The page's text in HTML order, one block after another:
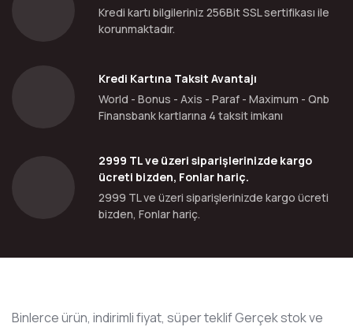
Kredi kartı bilgileriniz 256Bit SSL sertifikası ile
korunmaktadır.
Kredi Kartına Taksit Avantajı
World - Bonus - Axis - Paraf - Maximum - Qnb
Finansbank kartlarına 4 taksit imkanı
2999 TL ve üzeri siparişlerinizde kargo
ücreti bizden, Fonlar hariç.
2999 TL ve üzeri siparişlerinizde kargo ücreti
bizden, Fonlar hariç.
Binlerce ürün, indirimli fiyat, süper teklif Gerçek stok ve